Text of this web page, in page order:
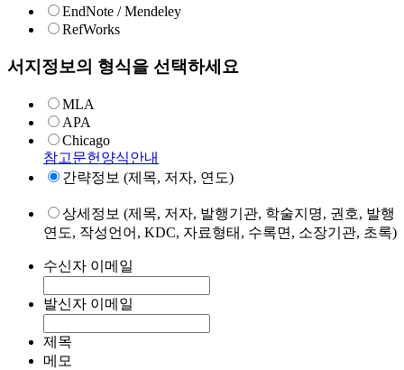
EndNote / Mendeley
RefWorks
서지정보의 형식을 선택하세요
MLA
APA
Chicago
참고문헌양식안내
간략정보 (제목, 저자, 연도)
상세정보 (제목, 저자, 발행기관, 학술지명, 권호, 발행
연도, 작성언어, KDC, 자료형태, 수록면, 소장기관, 초록)
수신자 이메일
발신자 이메일
제목
메모